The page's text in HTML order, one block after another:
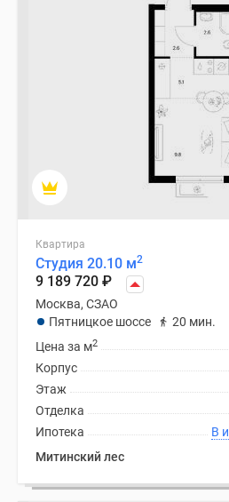
Квартира
Студия 20.10 м2
9 189 720 ₽
Москва, СЗАО
Пятницкое шоссе
20 мин.
Цена за м2
Корпус
Этаж
Отделка
Ипотека
Митинский лес